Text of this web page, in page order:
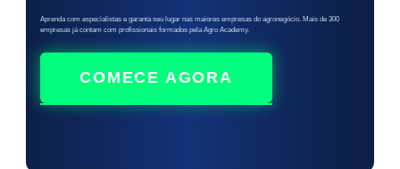
Aprenda com especialistas e garanta seu lugar nas maiores empresas do agronegócio. Mais de 300
empresas já contam com profissionais formados pela Agro Academy.
COMECE AGORA